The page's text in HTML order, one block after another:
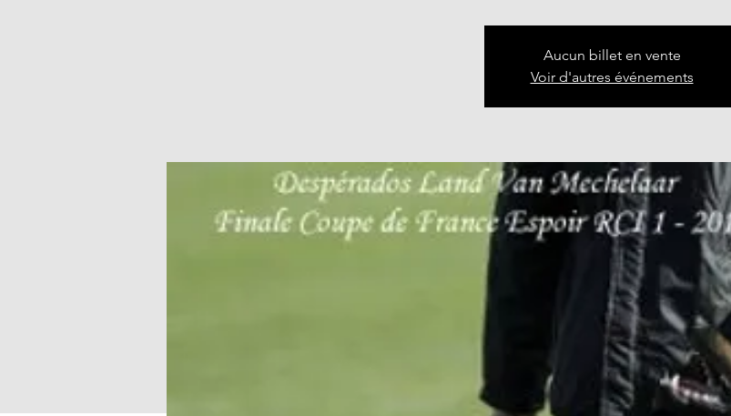
Aucun billet en vente
Voir d'autres événements